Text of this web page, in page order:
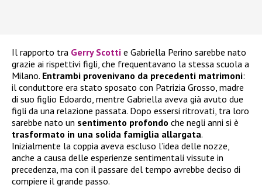
Il rapporto tra Gerry Scotti e Gabriella Perino sarebbe nato
grazie ai rispettivi figli, che frequentavano la stessa scuola a
Milano. Entrambi provenivano da precedenti matrimoni:
il conduttore era stato sposato con Patrizia Grosso, madre
di suo figlio Edoardo, mentre Gabriella aveva già avuto due
figli da una relazione passata. Dopo essersi ritrovati, tra loro
sarebbe nato un sentimento profondo che negli anni si è
trasformato in una solida famiglia allargata.
Inizialmente la coppia aveva escluso l’idea delle nozze,
anche a causa delle esperienze sentimentali vissute in
precedenza, ma con il passare del tempo avrebbe deciso di
compiere il grande passo.